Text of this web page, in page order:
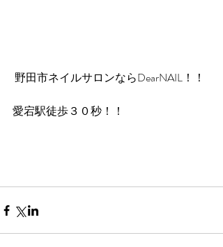
野田市ネイルサロンならDearNAIL！！
愛宕駅徒歩３０秒！！